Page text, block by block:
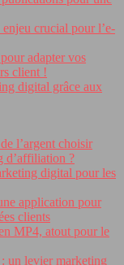
crucial pour l’e-
adapter vos
client !
digital grâce aux
l’argent choisir
d’affiliation ?
digital pour les
application pour
clients
MP4, atout pour le
un levier marketing